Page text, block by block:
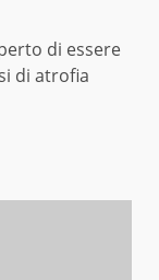
di essere
di atrofia